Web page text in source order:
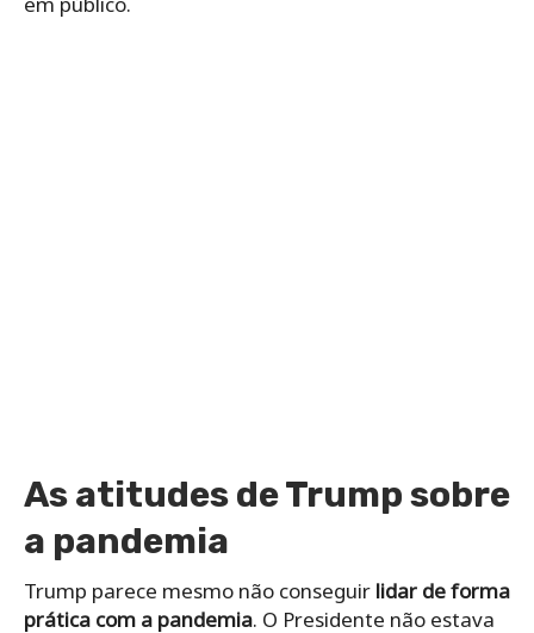
As atitudes de Trump sobre
a pandemia
Trump parece mesmo não conseguir lidar de forma
prática com a pandemia. O Presidente não estava